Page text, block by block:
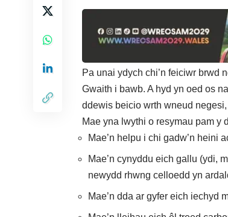
Pa unai ydych chi’n feiciwr brwd
Gwaith i bawb. A hyd yn oed os
ddewis beicio wrth wneud negesi,
Mae yna lwythi o resymau pam y
Mae’n helpu i chi gadw’n heini
Mae’n cynyddu eich gallu (ydi,
newydd rhwng celloedd yn
Mae’n dda ar gyfer eich iechyd